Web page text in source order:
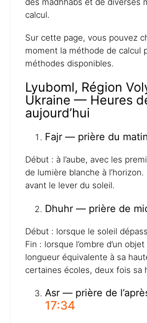
des madhhabs et de diverses
calcul.
Sur cette page, vous pouvez
moment la méthode de calcul
méthodes disponibles.
Lyuboml, Région
Ukraine — Heures
aujourd’hui
Fajr — prière du
Début : à l’aube, avec les
de lumière blanche à
avant le lever du soleil.
Dhuhr — prière de
Début : lorsque le soleil
Fin : lorsque l’ombre d’un
longueur équivalente à sa
certaines écoles, deux fois sa
Asr — prière de
17:34